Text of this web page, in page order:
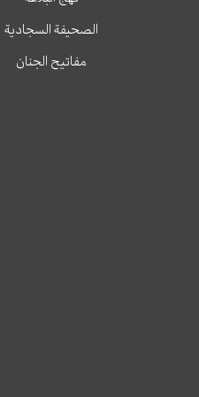
الصحيفة السجادية
مفاتيح الجنان